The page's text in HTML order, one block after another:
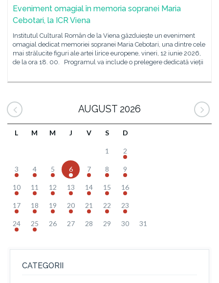
Eveniment omagial în memoria sopranei Maria
Cebotari, la ICR Viena
Institutul Cultural Român de la Viena găzduiește un eveniment
omagial dedicat memoriei sopranei Maria Cebotari, una dintre cele
mai strălucite figuri ale artei lirice europene, vineri, 12 iunie 2026,
de la ora 18. 00. Programul va include o prelegere dedicată vieții
AUGUST 2026
L M M J V S D
1 2
3 4 5 6 7 8 9
10 11 12 13 14 15 16
17 18 19 20 21 22 23
24 25 26 27 28 29 30 31
CATEGORII